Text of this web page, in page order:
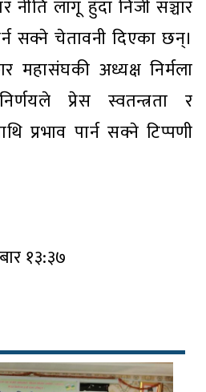
नीति लागू हुँदा निजी सञ्चार
सक्ने चेतावनी दिएका छन्।
महासंघकी अध्यक्ष निर्मला
प्रेस स्वतन्त्रता र
प्रभाव पार्न सक्ने टिप्पणी
१३:३७